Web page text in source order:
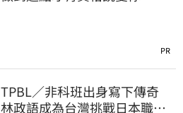
PR
TPBL／非科班出身寫下傳奇
林政語成為台灣挑戰日本職籃